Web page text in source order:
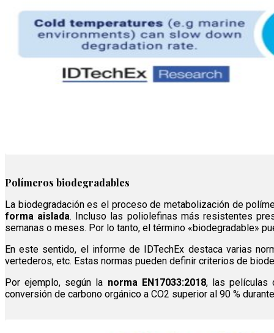
Polímeros biodegradables
La biodegradación es el proceso de metabolización de
forma aislada. Incluso las poliolefinas más resistentes
semanas o meses. Por lo tanto, el término «biodegradable»
En este sentido, el informe de IDTechEx destaca varias
vertederos, etc. Estas normas pueden definir criterios de
Por ejemplo, según la norma EN17033:2018, las películas
conversión de carbono orgánico a CO2 superior al 90 %